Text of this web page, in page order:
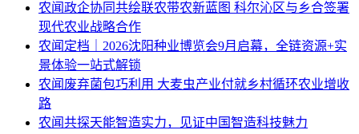
农闻政企协同共绘联农带农新蓝图 科尔沁区与乡合签署
现代农业战略合作
农闻 定档｜2026沈阳种业博览会9月启幕，全链资源+实
景体验一站式解锁
农闻 废弃菌包巧利用 大麦虫产业付就乡村循环农业增收
路
农闻共探天能智造实力，见证中国智造科技魅力